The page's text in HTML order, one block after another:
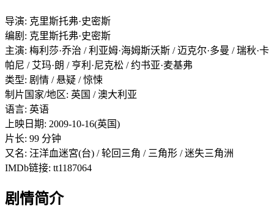
导演: 克里斯托弗·史密斯
编剧: 克里斯托弗·史密斯
主演: 梅利莎·乔治 / 利亚姆·海姆斯沃斯 / 迈克尔·多曼 / 瑞秋·卡
帕尼 / 艾玛·朗 / 亨利·尼克松 / 约书亚·麦基弗
类型: 剧情 / 悬疑 / 惊悚
制片国家/地区: 英国 / 澳大利亚
语言: 英语
上映日期: 2009-10-16(英国)
片长: 99 分钟
又名: 汪洋血迷宮(台) / 轮回三角 / 三角形 / 迷失三角洲
IMDb链接: tt1187064
剧情简介